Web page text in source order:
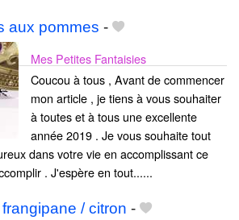
aux pommes -
Mes Petites Fantaisies
Coucou à tous , Avant de commencer
mon article , je tiens à vous souhaiter
à toutes et à tous une excellente
année 2019 . Je vous souhaite tout
dans votre vie en accomplissant ce
. J'espère en tout......
/ citron -